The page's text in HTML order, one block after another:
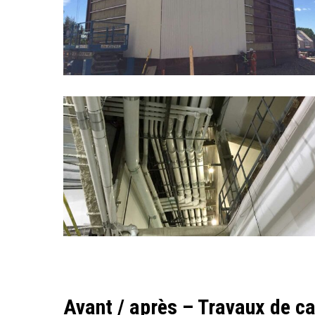
Centre
Vidéroton
tuyauterie
Avant / après – Travaux de